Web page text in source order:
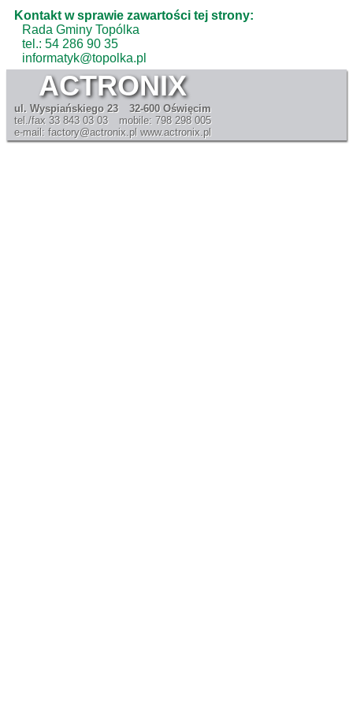
Kontakt w sprawie zawartości tej strony:
Rada Gminy Topólka
tel.: 54 286 90 35
informatyk@topolka.pl
ACTRONIX
ul. Wyspiańskiego 23
tel./fax 33 843 03 03
e-mail: factory@actronix.pl
32-600 Oświęcim
mobile: 798 298 005
www.actronix.pl